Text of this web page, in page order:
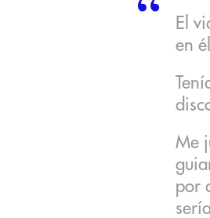
El
en
Me
por